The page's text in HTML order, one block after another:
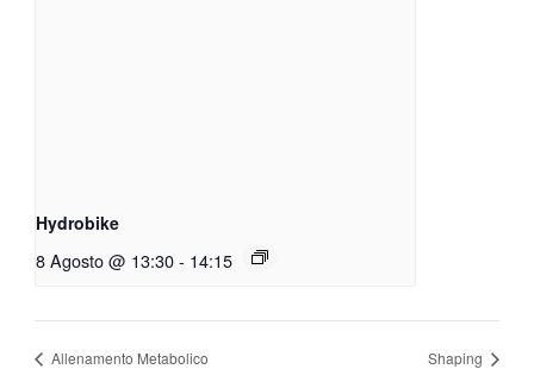
Hydrobike
8 Agosto @ 13:30 - 14:15
Allenamento Metabolico Shaping